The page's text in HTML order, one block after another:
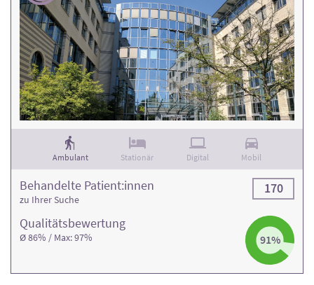
Ambulant Stationär Digital Mobil
Qualitäts­bewertung
Ø 86% / Max: 97% 91%
Behandelte Patient:innen
zu Ihrer Suche
170